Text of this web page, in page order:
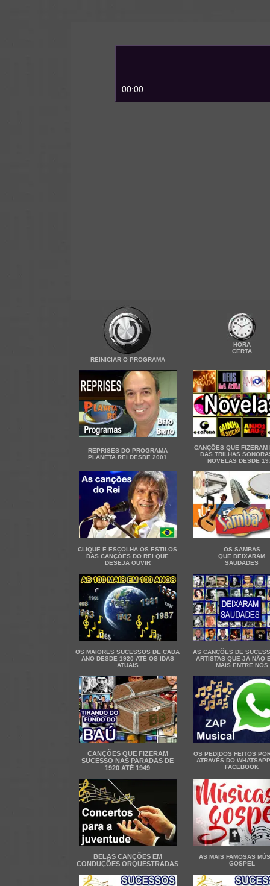
00:00
REINICIAR O PROGRAMA
HORA
CERTA
REPRISES DO PROGRAMA
PLANETA REI DESDE 2001
CANÇÕES QUE FIZERAM
DAS TRILHAS
NOVELAS DESDE
CLIQUE E ESCOLHA OS ESTILOS
DAS CANÇÕES DO REI QUE
DESEJA OUVIR
OS SAMBAS
QUE DEIXARAM
SAUDADES
OS MAIORES SUCESSOS DE CADA
ANO DESDE 1920 ATÉ OS IDAS
ATUAIS
AS CANÇÕES DE
ARTISTAS QUE JÁ NÃO
MAIS ENTRE NÓS
CANÇÕES QUE FIZERAM
SUCESSO NAS PARADAS DE
1920 ATÉ 1949
OS PEDIDOS FEITOS
ATRAVÉS DO
FACEBOOK
BELAS CANÇÕES EM
CONDUÇÕES ORQUESTRADAS
AS MAIS FAMOSAS
GOSPEL